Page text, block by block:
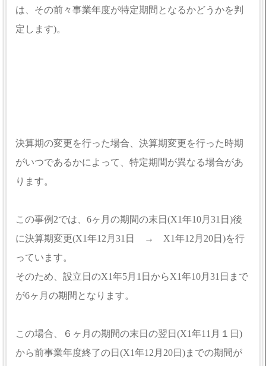
は、その前々事業年度が特定期間となるかどうかを判
定します)。
決算期の変更を行った場合、決算期変更を行った時期
がいつであるかによって、特定期間が異なる場合があ
ります。
この事例2では、6ヶ月の期間の末日(X1年10月31日)後
に決算期変更(X1年12月31日 → X1年12月20日)を行
っています。
そのため、設立日のX1年5月1日からX1年10月31日まで
が6ヶ月の期間となります。
この場合、６ヶ月の期間の末日の翌日(X1年11月１日)
から前事業年度終了の日(X1年12月20日)までの期間が